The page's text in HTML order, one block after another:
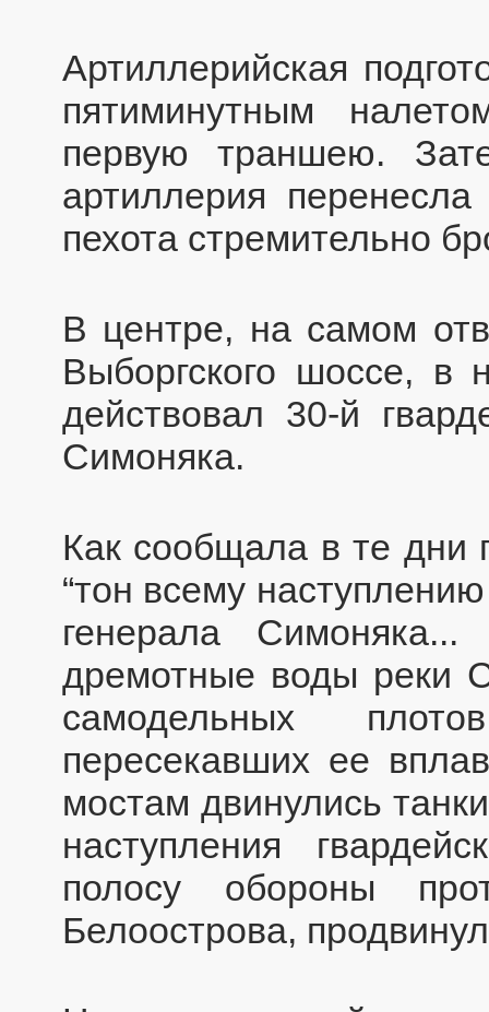
Артиллерийская
пятиминутным
первую траншею.
артиллерия
пехота стремительно
В центре, на самом
Выборгского шоссе, в
действовал 30-й
Симоняка.
Как сообщала в те дни
“тон всему
генерала
дремотные воды реки
самодельных
пересекавших ее
мостам двинулись
наступления
полосу обороны
Белоострова,